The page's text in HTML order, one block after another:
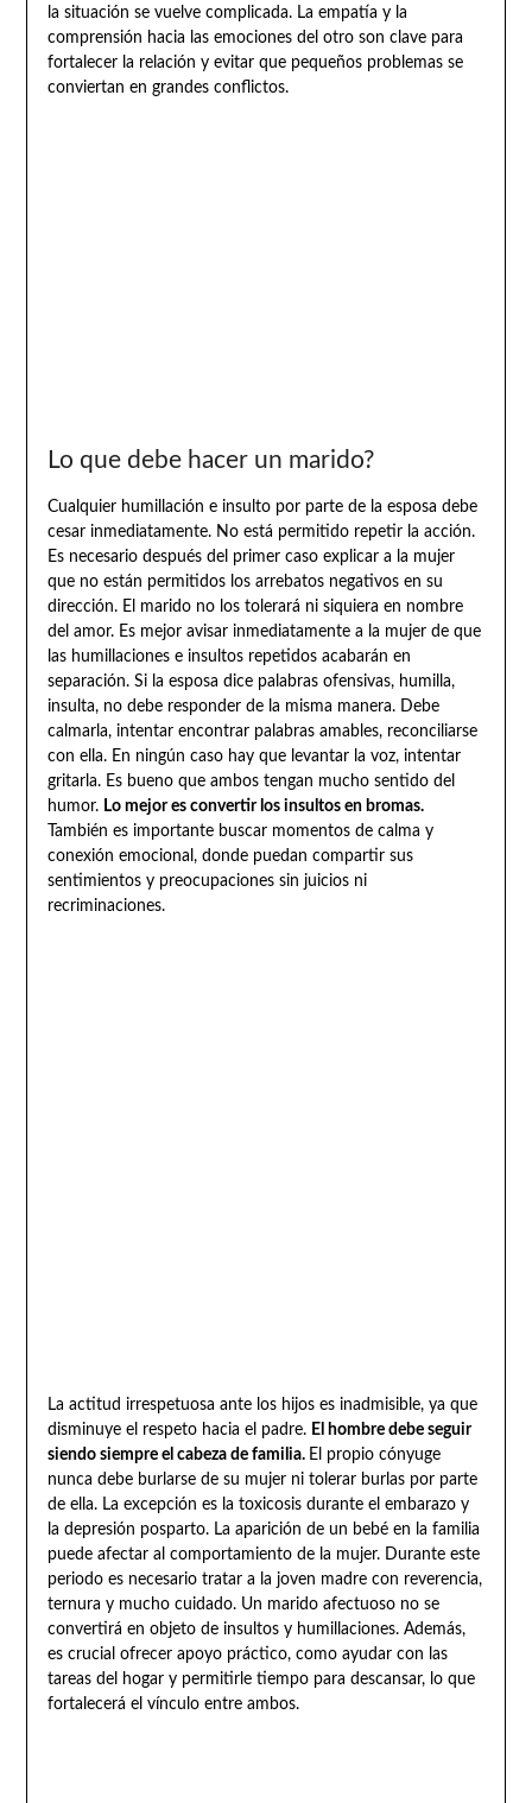
la situación se vuelve complicada. La empatía y la
comprensión hacia las emociones del otro son clave para
fortalecer la relación y evitar que pequeños problemas se
conviertan en grandes conflictos.
Lo que debe hacer un marido?
Cualquier humillación e insulto por parte de la esposa debe
cesar inmediatamente. No está permitido repetir la acción.
Es necesario después del primer caso explicar a la mujer
que no están permitidos los arrebatos negativos en su
dirección. El marido no los tolerará ni siquiera en nombre
del amor. Es mejor avisar inmediatamente a la mujer de que
las humillaciones e insultos repetidos acabarán en
separación. Si la esposa dice palabras ofensivas, humilla,
insulta, no debe responder de la misma manera. Debe
calmarla, intentar encontrar palabras amables, reconciliarse
con ella. En ningún caso hay que levantar la voz, intentar
gritarla. Es bueno que ambos tengan mucho sentido del
humor. Lo mejor es convertir los insultos en bromas.
También es importante buscar momentos de calma y
conexión emocional, donde puedan compartir sus
sentimientos y preocupaciones sin juicios ni
recriminaciones.
La actitud irrespetuosa ante los hijos es inadmisible, ya que
disminuye el respeto hacia el padre. El hombre debe seguir
siendo siempre el cabeza de familia. El propio cónyuge
nunca debe burlarse de su mujer ni tolerar burlas por parte
de ella. La excepción es la toxicosis durante el embarazo y
la depresión posparto. La aparición de un bebé en la familia
puede afectar al comportamiento de la mujer. Durante este
periodo es necesario tratar a la joven madre con reverencia,
ternura y mucho cuidado. Un marido afectuoso no se
convertirá en objeto de insultos y humillaciones. Además,
es crucial ofrecer apoyo práctico, como ayudar con las
tareas del hogar y permitirle tiempo para descansar, lo que
fortalecerá el vínculo entre ambos.